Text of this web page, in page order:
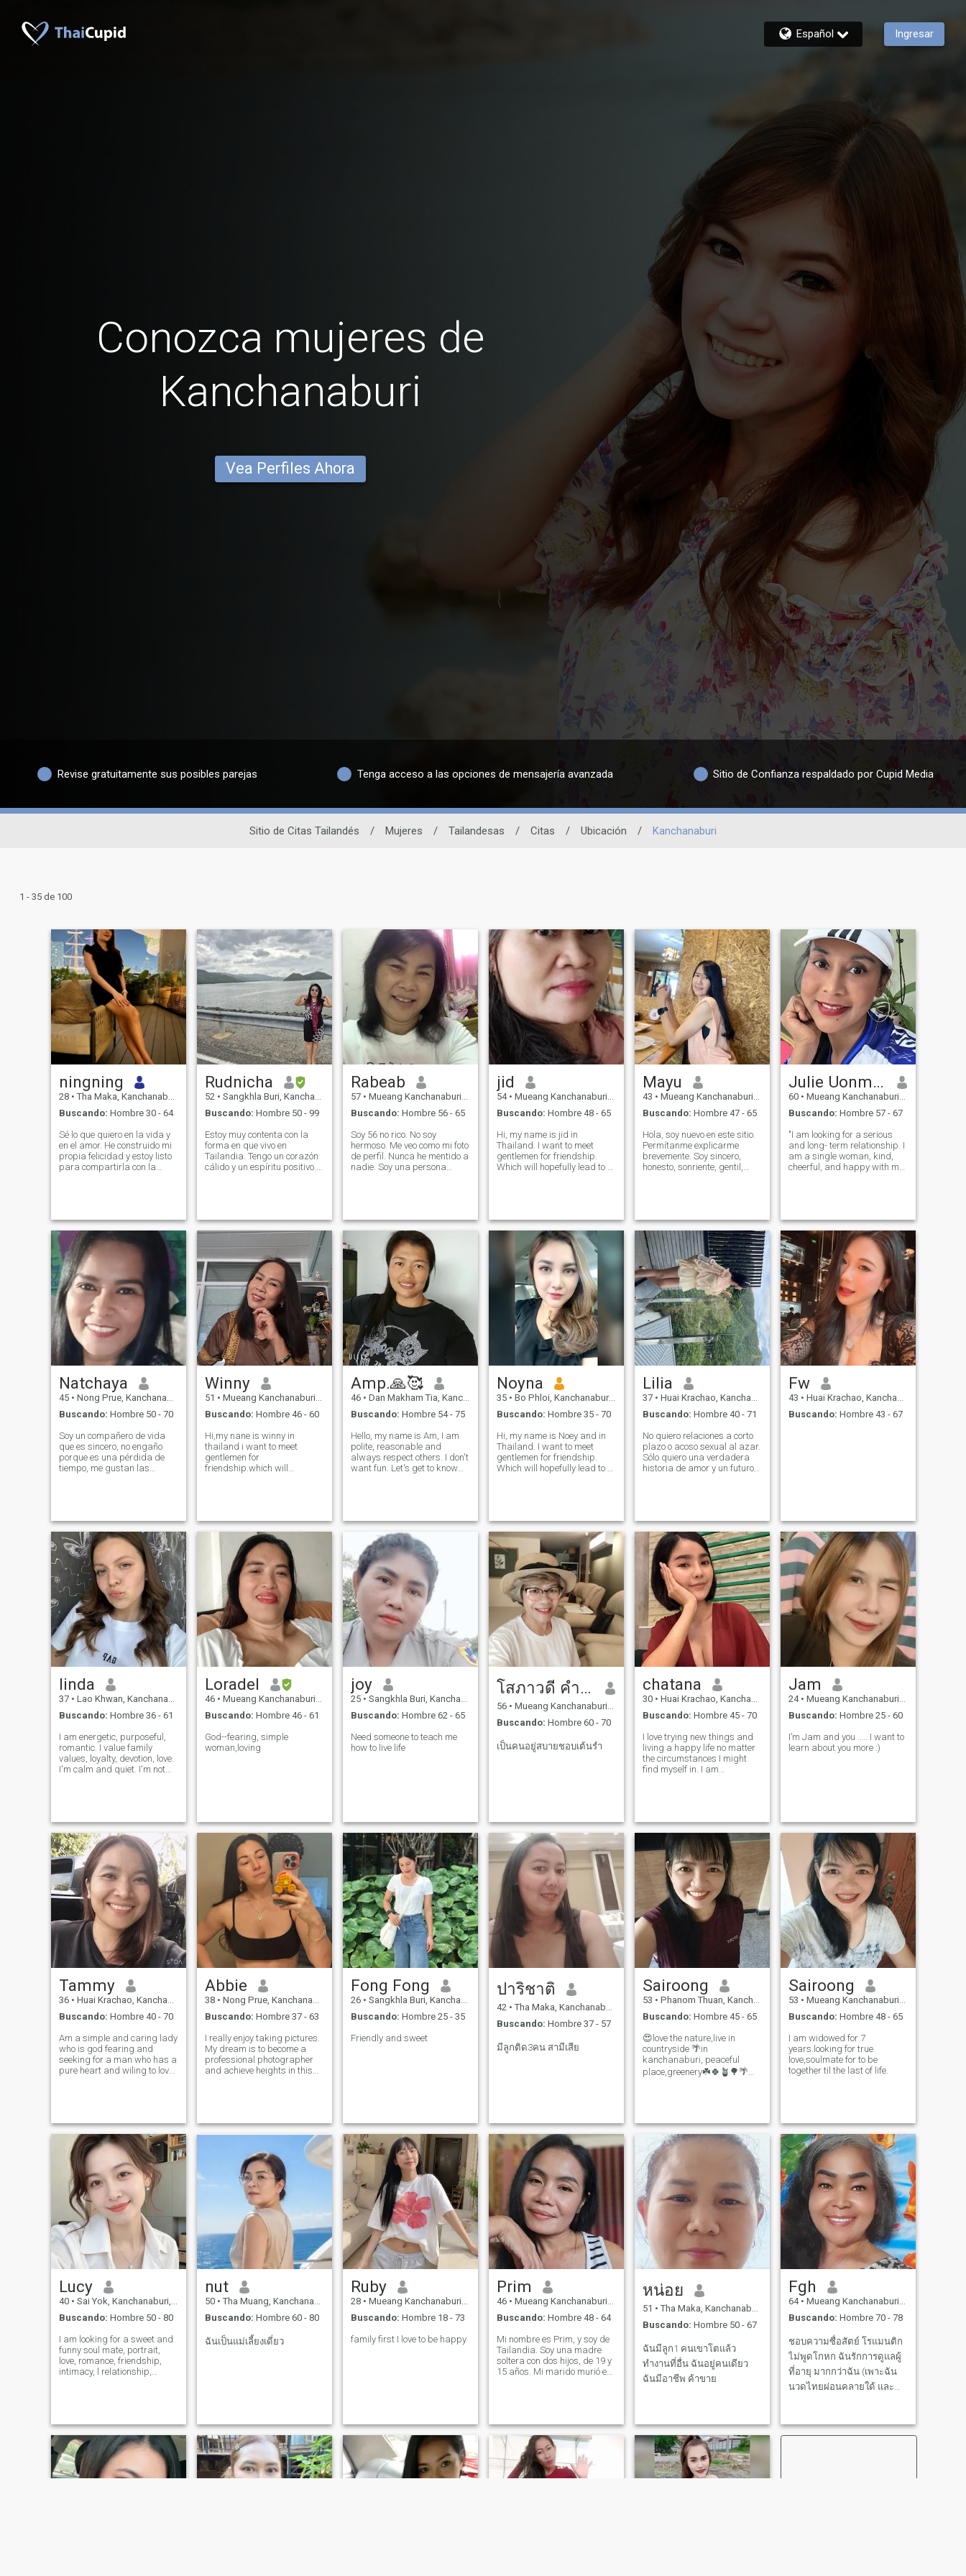
Español Ingresar
Conozca mujeres de
Kanchanaburi
Vea Perfiles Ahora
Revise gratuitamente sus posibles parejas Tenga acceso a las opciones de mensajería avanzada Sitio de Confianza respaldado por Cupid Media
Sitio de Citas Tailandés / Mujeres / Tailandesas / Citas / Ubicación / Kanchanaburi
1 - 35 de 100
ningning
28 • Tha Maka, Kanchanaburi, Tailandia
Buscando: Hombre 30 - 64
Sé lo que quiero en la vida y
en el amor. He construido mi
propia felicidad y estoy listo
para compartirla con la
un hombre que sea amable,
confiado, y que sepa cómo
cuidar a la mujer que ama
no sólo con palabras, sino
con acciones. Si estás listo
para algo real, vamos a
empezar con buena energía
y ver dónde va.
Rudnicha
52 • Sangkhla Buri, Kanchanaburi, Tailandia
Buscando: Hombre 50 - 99
Estoy muy contenta con la
forma en que vivo en
Tailandia. Tengo un corazón
cálido y un espíritu positivo.
afeitarse lo mismo. Espero
conocer a un hombre que
amor, y que está listo para
una relación seria y
duradera.
Rabeab
57 • Mueang Kanchanaburi, Kanchanaburi, Tailandia
Buscando: Hombre 56 - 65
Soy 56 no rico. No soy
hermoso. Me veo como mi foto
de perfil. Nunca he mentido a
nadie. Soy una persona
jid
54 • Mueang Kanchanaburi, Kanchanaburi, Tailandia
Buscando: Hombre 48 - 65
Hi, my name is jid in
Thailand. I want to meet
gentlemen for friendship.
Which will hopefully lead to a
to p me and developing a
rela
Mayu
43 • Mueang Kanchanaburi, Kanchanaburi, Tailandia
Buscando: Hombre 47 - 65
Hola, soy nuevo en este sitio.
Permítanme explicarme
brevemente. Soy sincero,
honesto, sonriente, gentil,
futuro juntos. Podrías pensar
que si hablas en serio, ¿por
qué vienes a este sitio web?
Porque en el pasado, he
aprendido que las citas en
persona que no son en línea
no siempre son sinceras.
Dependiendo de la persona.
Así que si sólo estás
divirtiéndote y no siendo
sincero o un estafador. Salta
porque no soy divertido,
aburrido y molesto.
Julie Uonmuong
60 • Mueang Kanchanaburi, Kanchanaburi, Tailandia
Buscando: Hombre 57 - 67
"I am looking for a serious
and long- term relationship. I
am a single woman, kind,
cheerful, and happy with my
who is kind and warm, r
Natchaya
45 • Nong Prue, Kanchanaburi, Tailandia
Buscando: Hombre 50 - 70
Soy un compañero de vida
que es sincero, no engaño
porque es una pérdida de
tiempo, me gustan las
unos a otros, sean felices y
tengan un amor seguro y
cómodo.
Winny
51 • Mueang Kanchanaburi, Kanchanaburi, Tailandia
Buscando: Hombre 46 - 60
Hi,my nane is winny in
thailand i want to meet
gentlemen for
friendship.which will
me and developing a
relationship with a caring
thai woman please
Amp.🙏🥰
46 • Dan Makham Tia, Kanchanaburi, Tailandia
Buscando: Hombre 54 - 75
Hello, my name is Am, I am
polite, reasonable and
always respect others. I don't
want fun. Let's get to know
of anyone but I don't
Noyna
35 • Bo Phloi, Kanchanaburi, Tailandia
Buscando: Hombre 35 - 70
Hi, my name is Noey and in
Thailand. I want to meet
gentlemen for friendship.
Which will hopefully lead to a
to know me and developing
Lilia
37 • Huai Krachao, Kanchanaburi, Tailandia
Buscando: Hombre 40 - 71
No quiero relaciones a corto
plazo o acoso sexual al azar.
Sólo quiero una verdadera
historia de amor y un futuro
Fw
43 • Huai Krachao, Kanchanaburi, Tailandia
Buscando: Hombre 43 - 67
linda
37 • Lao Khwan, Kanchanaburi, Tailandia
Buscando: Hombre 36 - 61
I am energetic, purposeful,
romantic. I value family
values, loyalty, devotion, love.
I'm calm and quiet. I'm not
Loradel
46 • Mueang Kanchanaburi, Kanchanaburi, Tailandia
Buscando: Hombre 46 - 61
God--fearing, simple
woman,loving
joy
25 • Sangkhla Buri, Kanchanaburi, Tailandia
Buscando: Hombre 62 - 65
Need someone to teach me
how to live life
โสภาวดี คำเคน
56 • Mueang Kanchanaburi, Kanchanaburi, Tailandia
Buscando: Hombre 60 - 70
เป็นคนอยู่สบายชอบเต้นรำ
chatana
30 • Huai Krachao, Kanchanaburi, Tailandia
Buscando: Hombre 45 - 70
I love trying new things and
living a happy life no matter
the circumstances I might
find myself in. I am
believe in communication as
this is t
Jam
24 • Mueang Kanchanaburi, Kanchanaburi, Tailandia
Buscando: Hombre 25 - 60
I’m Jam and you ….. I want to
learn about you more :)
Tammy
36 • Huai Krachao, Kanchanaburi, Tailandia
Buscando: Hombre 40 - 70
Am a simple and caring lady
who is god fearing and
seeking for a man who has a
pure heart and wiling to love
bad times and share good
ideas togethe
Abbie
38 • Nong Prue, Kanchanaburi, Tailandia
Buscando: Hombre 37 - 63
I really enjoy taking pictures.
My dream is to become a
professional photographer
and achieve heights in this
person simply by turning to
thi
Fong Fong
26 • Sangkhla Buri, Kanchanaburi, Tailandia
Buscando: Hombre 25 - 35
Friendly and sweet
ปาริชาติ
42 • Tha Maka, Kanchanaburi, Tailandia
Buscando: Hombre 37 - 57
มีลูกติด3คน สามีเสีย
Sairoong
53 • Phanom Thuan, Kanchanaburi, Tailandia
Buscando: Hombre 45 - 65
😍love the nature,live in
countryside 🌴in
kanchanaburi, peaceful
place,greenery☘️🍀🪴🌳🌴🌲
unit.officer government.
Sairoong
53 • Mueang Kanchanaburi, Kanchanaburi, Tailandia
Buscando: Hombre 48 - 65
I am widowed for 7
years.looking for true
love,soulmate for to be
together til the last of life.
Lucy
40 • Sai Yok, Kanchanaburi, Tailandia
Buscando: Hombre 50 - 80
I am looking for a sweet and
funny soul mate, portrait,
love, romance, friendship,
intimacy, l relationship,
nut
50 • Tha Muang, Kanchanaburi, Tailandia
Buscando: Hombre 60 - 80
ฉันเป็นแม่เลี้ยงเดี่ยว
Ruby
28 • Mueang Kanchanaburi, Kanchanaburi, Tailandia
Buscando: Hombre 18 - 73
family first I love to be happy
Prim
46 • Mueang Kanchanaburi, Kanchanaburi, Tailandia
Buscando: Hombre 48 - 64
Mi nombre es Prim, y soy de
Tailandia. Soy una madre
soltera con dos hijos, de 19 y
15 años. Mi marido murió en
intentes que invierta en un
negocio.
หน่อย
51 • Tha Maka, Kanchanaburi, Tailandia
Buscando: Hombre 50 - 67
ฉันมีลูก1 คนเขาโตแล้ว
ทำงานที่อื่น ฉันอยู่คนเดียว
ฉันมีอาชีพ ค้าขาย
Fgh
64 • Mueang Kanchanaburi, Kanchanaburi, Tailandia
Buscando: Hombre 70 - 78
ชอบความซื่อสัตย์ โรแมนติก
ไม่พูดโกหก ฉันรักการดูแลผู้
ที่อายุ มากกว่าฉัน (เพาะฉัน
นวดไทยผ่อนคลายใด้ และ